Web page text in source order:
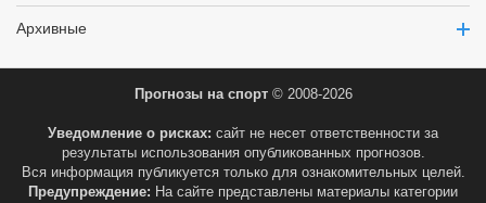
Архивные
Прогнозы на спорт© 2008-2026
Уведомление о рисках: сайт не несет ответственности за
результаты использования опубликованных прогнозов.
Вся информация публикуется только для ознакомительных целей.
Предупреждение: На сайте представлены материалы категории